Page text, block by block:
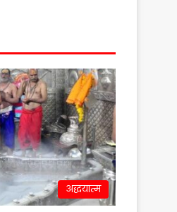
अद्धयात्म